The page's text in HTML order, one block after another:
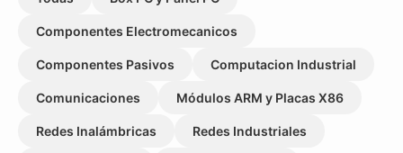
Componentes Electromecanicos
Componentes Pasivos Computacion Industrial
Comunicaciones Módulos ARM y Placas X86
Redes Inalámbricas Redes Industriales